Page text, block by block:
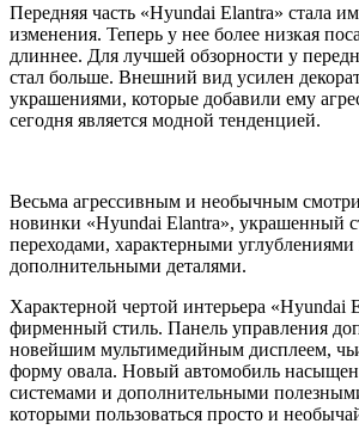
Передняя часть «Hyundai Elantra» стала
изменения. Теперь у нее более низкая
длиннее. Для лучшей обзорности у
стал больше. Внешний вид усилен
украшениями, которые добавили ему
сегодня является модной тенденцией.
Весьма агрессивным и необычным
новинки «Hyundai Elantra», украшенный
переходами, характерными
дополнительными деталями.
Характерной чертой интерьера «Hyundai
фирменный стиль. Панель управления
новейшим мультимедийным дисплеем,
форму овала. Новый автомобиль
системами и дополнительными
которыми пользоваться просто и